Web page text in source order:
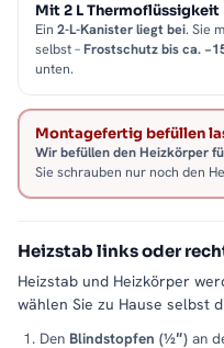
Mit 2 L Thermoflüssigkeit
Ein 2-L-Kanister liegt bei. Sie
selbst –Frostschutz bis ca.
unten.
Montagefertig befüllen
Wir befüllen den Heizkörper
Sie schrauben nur noch den
Heizstab links oder
Heizstab und Heizkörper
wählen Sie zu Hause selbst
Den Blindstopfen (½″) an